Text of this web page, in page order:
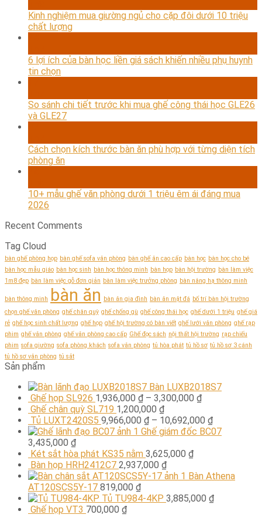
Kinh nghiệm mua giường ngủ cho cặp đôi dưới 10 triệu
chất lượng
6 lợi ích của bàn học liền giá sách khiến nhiều phụ huynh
tin chọn
So sánh chi tiết trước khi mua ghế công thái học GLE26
và GLE27
Cách chọn kích thước bàn ăn phù hợp với từng diện tích
phòng ăn
10+ mẫu ghế văn phòng dưới 1 triệu êm ái đáng mua
2026
Recent Comments
Tag Cloud
bàn ghế phòng họp bàn ghế sofa văn phòng bàn ghế ăn cao cấp bàn học bàn học cho bé
bàn học mẫu giáo bàn học sinh bàn học thông minh bàn họp bàn hội trường bàn làm việc
1m8 đẹp bàn làm việc gỗ đơn giản bàn làm việc trưởng phòng bàn nâng hạ thông minh
bàn thông minh bàn ăn bàn ăn gia đình bàn ăn mặt đá bố trí bàn hội trường
chọn ghế văn phòng ghế chân quỳ ghế chống gù ghế công thái học ghế dưới 1 triệu ghế giá
rẻ ghế học sinh chất lượng ghế họp ghế hội trường có bàn viết ghế lưới văn phòng ghế rạp
phim ghế văn phòng ghế văn phòng cao cấp Ghế đọc sách nội thất hội trường rạp chiếu
phim sofa giường sofa phòng khách sofa văn phòng tủ hòa phát tủ hồ sơ tủ hồ sơ 3 cánh
tủ hồ sơ văn phòng tủ sắt
Sản phẩm
Bàn LUXB2018S7
Ghế họp SL926 1,936,000 ₫ – 3,300,000 ₫
Ghế chân quỳ SL719 1,200,000 ₫
Tủ LUXT2420S5 9,966,000 ₫ – 10,692,000 ₫
Ghế giám đốc BC07
3,435,000 ₫
Két sắt hòa phát KS35 nằm 3,625,000 ₫
Bàn họp HRH2412C7 2,937,000 ₫
Bàn Athena
AT120SCS5Y-17 819,000 ₫
Tủ TU984-4KP 3,885,000 ₫
Ghế họp VT3 700,000 ₫